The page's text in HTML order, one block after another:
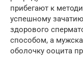
прибегают к
успешному
здорового
способом, а
оболочку ооцита